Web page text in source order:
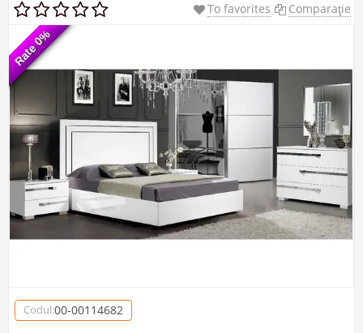
To favorites Comparaţie
Rate 0%
Rate 0%
Codul:00-00114682